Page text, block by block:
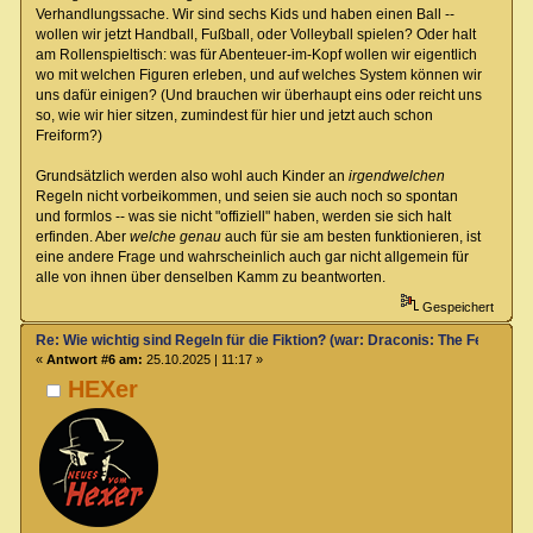
Verhandlungssache. Wir sind sechs Kids und haben einen Ball --
wollen wir jetzt Handball, Fußball, oder Volleyball spielen? Oder halt
am Rollenspieltisch: was für Abenteuer-im-Kopf wollen wir eigentlich
wo mit welchen Figuren erleben, und auf welches System können wir
uns dafür einigen? (Und brauchen wir überhaupt eins oder reicht uns
so, wie wir hier sitzen, zumindest für hier und jetzt auch schon
Freiform?)
Grundsätzlich werden also wohl auch Kinder an irgendwelchen
Regeln nicht vorbeikommen, und seien sie auch noch so spontan
und formlos -- was sie nicht "offiziell" haben, werden sie sich halt
erfinden. Aber welche genauauch für sie am besten funktionieren, ist
eine andere Frage und wahrscheinlich auch gar nicht allgemein für
alle von ihnen über denselben Kamm zu beantworten.
Gespeichert
HEXer
Re: Wie wichtig sind Regeln für die Fiktion? (war: Draconis: The Feel-
« Antwort #6 am: 25.10.2025 | 11:17 »